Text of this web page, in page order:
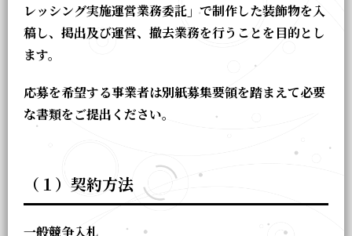
レッシング実施運営業務委託」で制作した装飾物を入
稿し、掲出及び運営、撤去業務を行うことを目的とし
ます。
応募を希望する事業者は別紙募集要領を踏まえて必要
な書類をご提出ください。
（１）契約方法
一般競争入札